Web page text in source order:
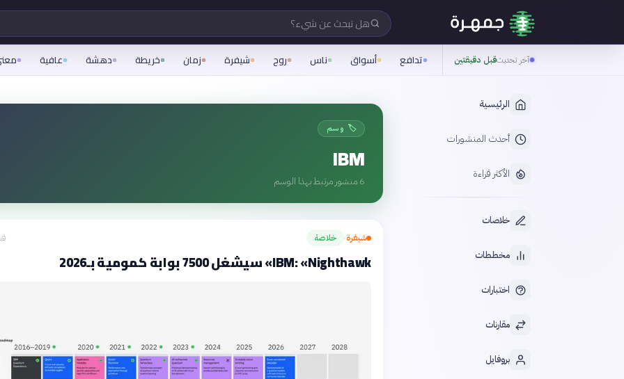
هل تبحث عن شيء؟
آخر تحديثقبل دقيقتين تدافع أسواق ناس روح شيفرة زمان خريطة دهشة عافية
الرئيسية
أحدث المنشورات
الأكثر قراءة
خلاصات
مخططات
اختبارات
مقارنات
بروفايل
🏷️ وسم
IBM
6 منشور مرتبط بهذا الوسم
شيفرة› خلاصة قبل
IBM: «Nighthawk» سيشغل 7500 بوابة كمومية بـ2026